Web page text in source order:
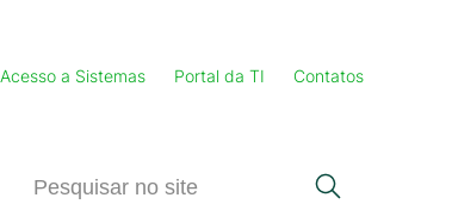
Acesso a Sistemas Portal da TI Contatos